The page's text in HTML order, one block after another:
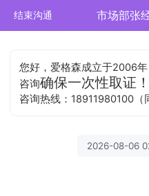
结束沟通 市场部张
您好，爱格森成立于2006
咨询确保一次性取证！
咨询热线：18911980100（
2026-08-06